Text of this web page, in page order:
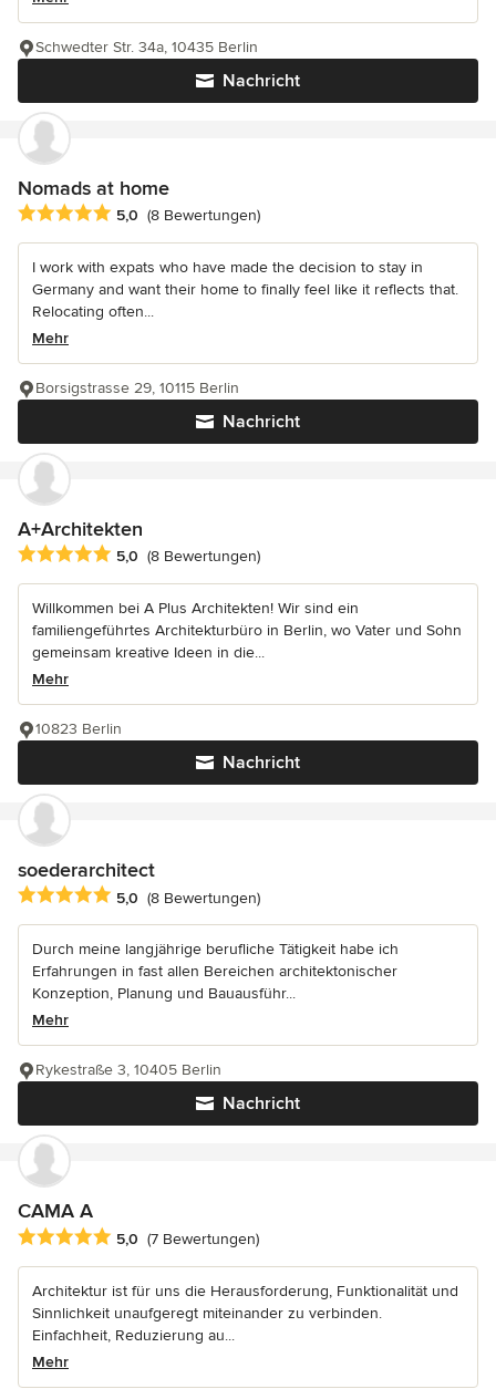
Nachricht
Schwedter Str. 34a, 10435 Berlin
Nomads at home
Durchschnittliche Bewertung: 5 von 5 Sternen
5,0 (8 Bewertungen)
I work with expats who have made the decision to stay in
Germany and want their home to finally feel like it reflects that.
Relocating often...
Mehr
Nachricht
Borsigstrasse 29, 10115 Berlin
A+Architekten
Durchschnittliche Bewertung: 5 von 5 Sternen
5,0 (8 Bewertungen)
Willkommen bei A Plus Architekten! Wir sind ein
familiengeführtes Architekturbüro in Berlin, wo Vater und Sohn
gemeinsam kreative Ideen in die...
Mehr
Nachricht
10823 Berlin
soederarchitect
Durchschnittliche Bewertung: 5 von 5 Sternen
5,0 (8 Bewertungen)
Durch meine langjährige berufliche Tätigkeit habe ich
Erfahrungen in fast allen Bereichen architektonischer
Konzeption, Planung und Bauausführ...
Mehr
Nachricht
Rykestraße 3, 10405 Berlin
CAMA A
Durchschnittliche Bewertung: 5 von 5 Sternen
5,0 (7 Bewertungen)
Architektur ist für uns die Herausforderung, Funktionalität und
Sinnlichkeit unaufgeregt miteinander zu verbinden.
Einfachheit, Reduzierung au...
Mehr